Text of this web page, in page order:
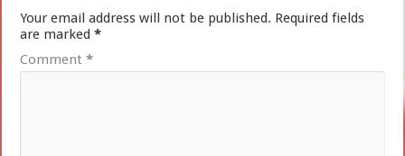
Your email address will not be published. Required fields
are marked*
Comment*